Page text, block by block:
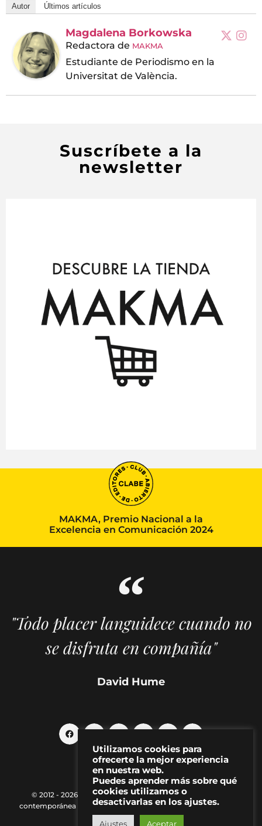
Autor Últimos artículos
Magdalena Borkowska
Redactora de MAKMA
Estudiante de Periodismo en la
Universitat de València.
Suscríbete a la
newsletter
MAKMA, Premio Nacional a la
Excelencia en Comunicación 2024
"Todo placer languidece cuando no
se disfruta en compañía"
David Hume
© 2012 - 2026 MAKMA | Revista de artes visuales y cultura
contemporánea |
Política de Privacidad| Aviso Legal|Contacto
Utilizamos cookies para
ofrecerte la mejor experiencia
en nuestra web.
Puedes aprender más sobre qué
cookies utilizamos o
desactivarlas en los ajustes.
Ajustes Aceptar